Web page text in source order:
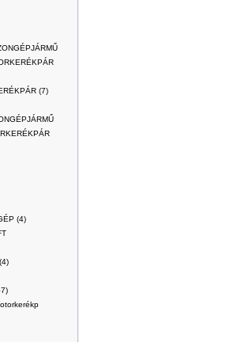
(7)
(4)